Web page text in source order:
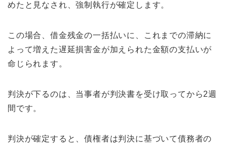
めたと見なされ、強制執行が確定します。
この場合、借金残金の一括払いに、これまでの滞納に
よって増えた遅延損害金が加えられた金額の支払いが
命じられます。
判決が下るのは、当事者が判決書を受け取ってから2週
間です。
判決が確定すると、債権者は判決に基づいて債務者の